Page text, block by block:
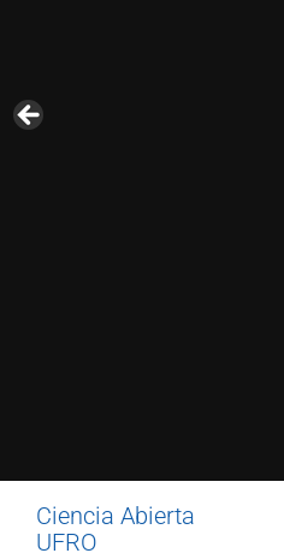
Ciencia Abierta
UFRO